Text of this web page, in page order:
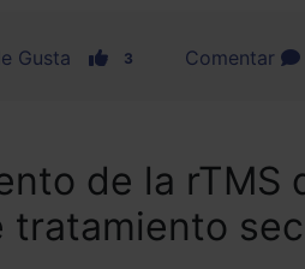
Gusta 3 Comentar
de la rTMS
tratamiento